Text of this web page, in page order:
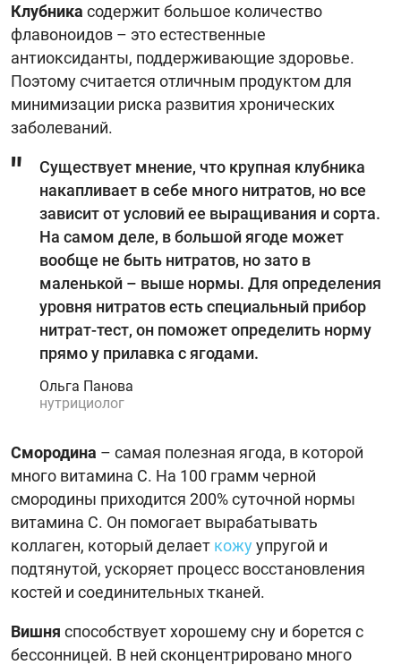
Клубника содержит большое количество
флавоноидов – это естественные
антиоксиданты, поддерживающие здоровье.
Поэтому считается отличным продуктом для
минимизации риска развития хронических
заболеваний.
Существует мнение, что крупная клубника
накапливает в себе много нитратов, но все
зависит от условий ее выращивания и сорта.
На самом деле, в большой ягоде может
вообще не быть нитратов, но зато в
маленькой – выше нормы. Для определения
уровня нитратов есть специальный прибор
нитрат-тест, он поможет определить норму
прямо у прилавка с ягодами.
Ольга Панова
нутрициолог
Смородина – самая полезная ягода, в которой
много витамина С. На 100 грамм черной
смородины приходится 200% суточной нормы
витамина С. Он помогает вырабатывать
коллаген, который делает кожуупругой и
подтянутой, ускоряет процесс восстановления
костей и соединительных тканей.
Вишня способствует хорошему сну и борется с
бессонницей. В ней сконцентрировано много